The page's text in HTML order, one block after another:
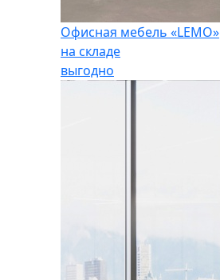
Офисная мебель «LEMO»
на складе
выгодно